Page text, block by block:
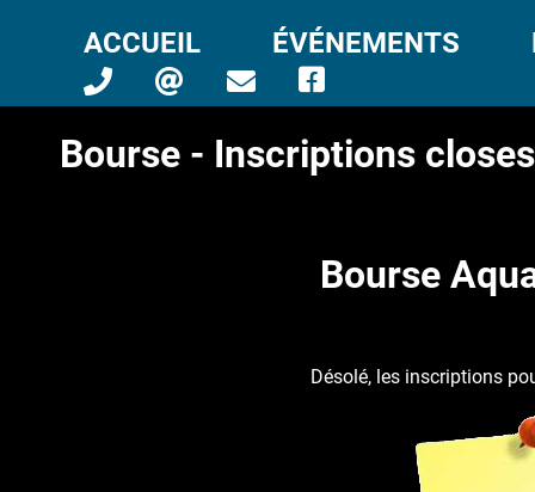
ACCUEIL ÉVÉNEMENTS
Bourse - Inscriptions closes
Bourse
Désolé, les inscriptions